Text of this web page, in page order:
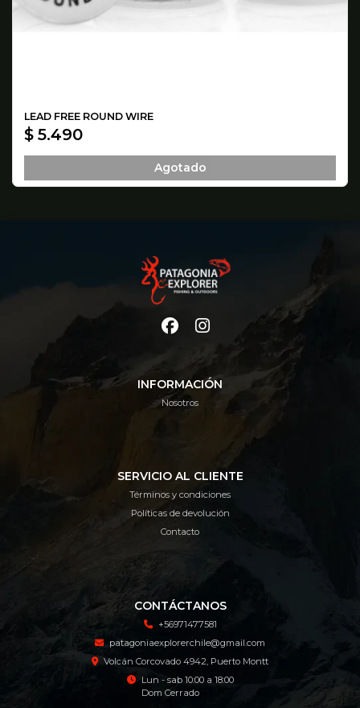
LEAD FREE ROUND WIRE
$ 5.490
Agotado
INFORMACIÓN
Nosotros
SERVICIO AL CLIENTE
Términos y condiciones
Políticas de devolución
Contacto
CONTÁCTANOS
+56971477581
patagoniaexplorerchile@gmail.com
Volcán Corcovado 4942, Puerto Montt
Lun - sab 10:00 a 18:00
Dom Cerrado